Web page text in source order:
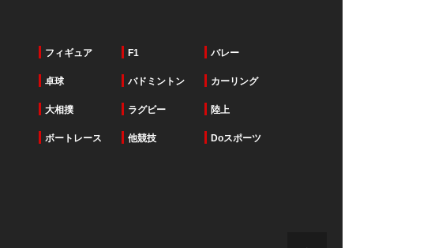
フィギュア F1 バレー
卓球 バドミントン カーリング
大相撲 ラグビー 陸上
ボートレース 他競技 Doスポーツ